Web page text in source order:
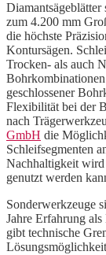
zum 4.200 mm
die höchste
Kontursägen.
Trocken- als auch
geschlossener
Flexibilität bei der
nach
GmbH die
Schleifsegmenten
Nachhaltigkeit wird
genutzt werden
Sonderwerkzeuge
Jahre Erfahrung
gibt technische